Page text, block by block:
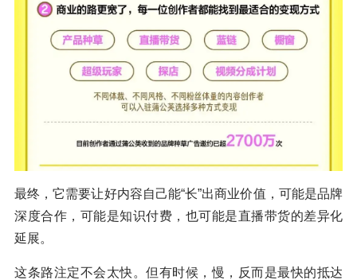
最终，它需要让好内容自己能“长”出商业价值，可能是品牌
深度合作，可能是知识付费，也可能是直播带货的差异化
延展。
这条路注定不会太快。但有时候，慢，反而是最快的抵达